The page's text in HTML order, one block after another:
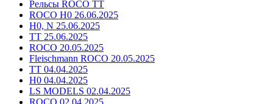
Рельсы ROCO TT
ROCO H0 26.06.2025
H0, N 25.06.2025
TT 25.06.2025
ROCO 20.05.2025
Fleischmann ROCO 20.05.2025
TT 04.04.2025
H0 04.04.2025
LS MODELS 02.04.2025
ROCO 02.04.2025